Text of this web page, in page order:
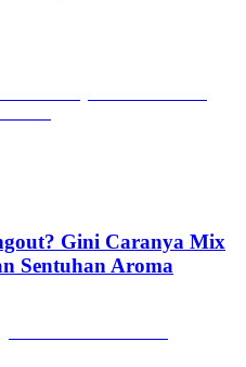
Gini Caranya Mix
Sentuhan Aroma